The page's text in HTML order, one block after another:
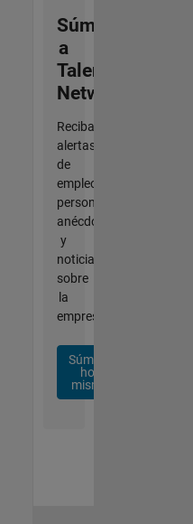
Súmese
a
Talent
Network
Reciba
alertas
de
empleo
personalizadas,
anécdotas
y
noticias
sobre
la
empresa.
Súmese
hoy
mismo